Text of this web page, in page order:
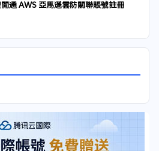
通 AWS 亞馬遜雲防關聯賬號註冊